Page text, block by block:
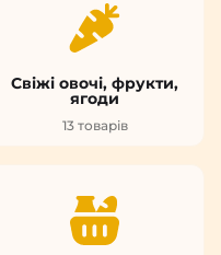
Свіжі овочі, фрукти,
ягоди
13 товарів